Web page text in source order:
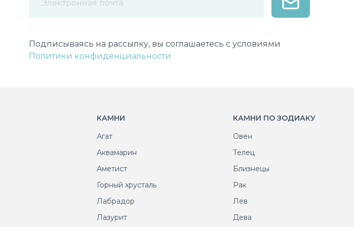
Подписываясь на рассылку, вы соглашаетесь с условиями
Политики конфиденциальности
КАМНИ
Агат
Аквамарин
Аметист
Горный хрусталь
Лабрадор
Лазурит
КАМНИ ПО ЗОДИАКУ
Овен
Телец
Близнецы
Рак
Лев
Дева